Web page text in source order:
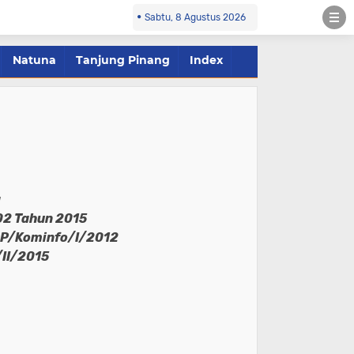
Sabtu, 8 Agustus 2026
Natuna Tanjung Pinang Index
Tahun 2015
Kominfo/I/2012
II/2015